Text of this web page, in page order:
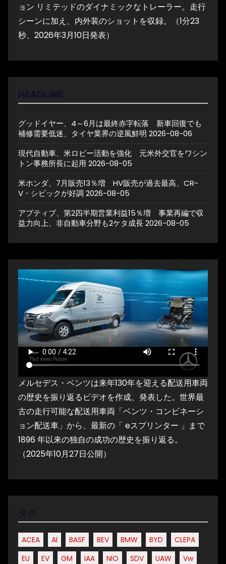
ョン リミテッドのダイナミックなトレーラー。走行
シーンに加え、内外装のショットを収録。（1分23
秒、2026年3月10日発表）
グッドイヤー、4～6月は最終赤字転落 新車回復でも
補修需要低迷、タイヤ業界の逆風鮮明 2026-08-06
現代自動車、米ロビー活動を強化 元米外交官をワシン
トン事務所長に起用 2026-08-05
米ホンダ、7月販売13％増 HV販売が過去最高、CR-
V・シビックが好調 2026-08-05
アプティブ、第2四半期営業利益15％増 事業再編で収
益力向上、非自動車分野も2ケタ成長2026-08-05
メルセデス・ベンツは来年130年を迎える配送用車両
の歴史を振り返るビデオを作成、発表した。世界最
古の走行可能な配送用車両「ベンツ・コンビネーシ
ョン配送車」から、最新の「 eスプリンター 」まで
1896 年以来の独自の成功の歴史を振り返る。
（2025年10月27日公開）
ACEA AI BASF BEV BMW BYD
CLEPA
EU
EV GM IAA NIO SDV UAW
Vw